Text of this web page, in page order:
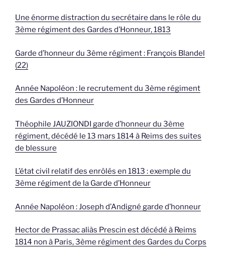
Une énorme distraction du secrétaire dans le rôle du
3ème régiment des Gardes d’Honneur, 1813
Garde d’honneur du 3ème régiment : François Blandel
(22)
Année Napoléon : le recrutement du 3ème régiment
des Gardes d’Honneur
Théophile JAUZIONDI garde d’honneur du 3ème
régiment, décédé le 13 mars 1814 à Reims des suites
de blessure
L’état civil relatif des enrôlés en 1813 : exemple du
3ème régiment de la Garde d’Honneur
Année Napoléon : Joseph d’Andigné garde d’honneur
Hector de Prassac aliàs Prescin est décédé à Reims
1814 non à Paris, 3ème régiment des Gardes du Corps